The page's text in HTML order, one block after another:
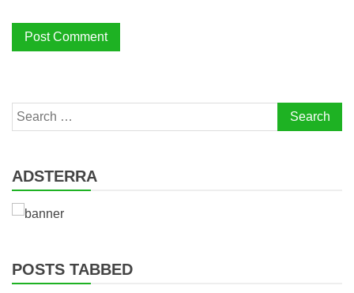
Search
for:
ADSTERRA
POSTS TABBED